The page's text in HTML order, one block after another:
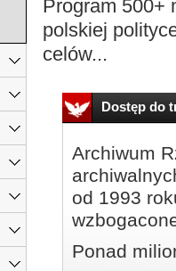
Program 500+
polskiej
celów...
Dostęp do
Archiwum
od 1993
Ponad